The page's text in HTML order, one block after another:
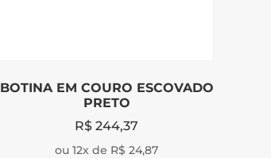
BOTINA EM COURO ESCOVADO
PRETO
R$ 244,37
ou 12x de R$ 24,87